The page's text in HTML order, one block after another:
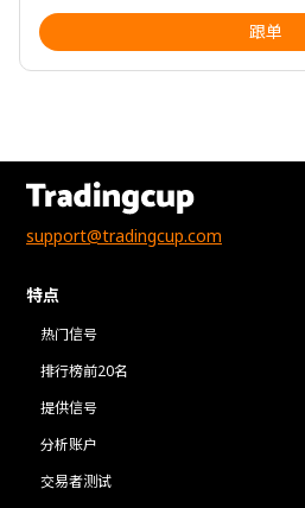
跟单
support@tradingcup.com
特点
热门信号
排行榜前20名
提供信号
分析账户
交易者测试